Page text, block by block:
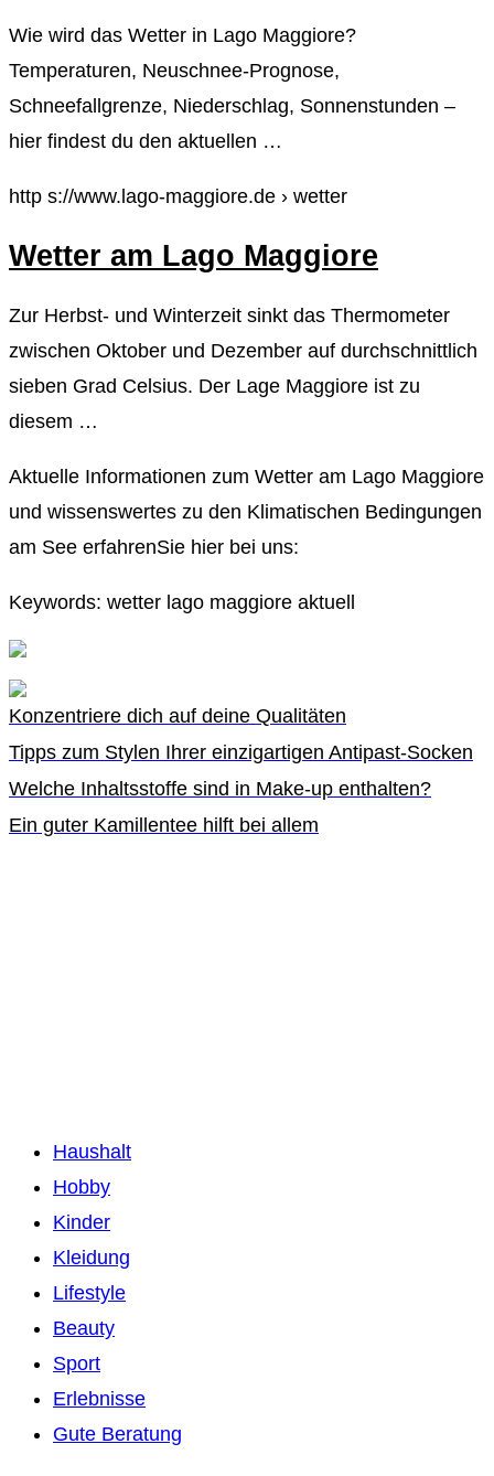
Wie wird das Wetter in Lago Maggiore?
Temperaturen, Neuschnee-Prognose,
Schneefallgrenze, Niederschlag, Sonnenstunden –
hier findest du den aktuellen …
http s://www.lago-maggiore.de › wetter
Wetter am Lago Maggiore
Zur Herbst- und Winterzeit sinkt das Thermometer
zwischen Oktober und Dezember auf durchschnittlich
sieben Grad Celsius. Der Lage Maggiore ist zu
diesem …
Aktuelle Informationen zum Wetter am Lago Maggiore
und wissenswertes zu den Klimatischen Bedingungen
am See erfahrenSie hier bei uns:
Keywords: wetter lago maggiore aktuell
Konzentriere dich auf deine Qualitäten
Tipps zum Stylen Ihrer einzigartigen Antipast-Socken
Welche Inhaltsstoffe sind in Make-up enthalten?
Ein guter Kamillentee hilft bei allem
Haushalt
Hobby
Kinder
Kleidung
Lifestyle
Beauty
Sport
Erlebnisse
Gute Beratung